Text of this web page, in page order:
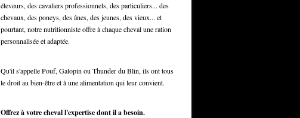
éleveurs, des cavaliers professionnels, des particuliers... des
chevaux, des poneys, des ânes, des jeunes, des vieux... et
pourtant, notre nutritionniste offre à chaque cheval une ration
personnalisée et adaptée.
Qu'il s'appelle Pouf, Galopin ou Thunder du Blin, ils ont tous
le droit au bien-être et à une alimentation qui leur convient.
Offrez à votre cheval l'expertise dont il a besoin.